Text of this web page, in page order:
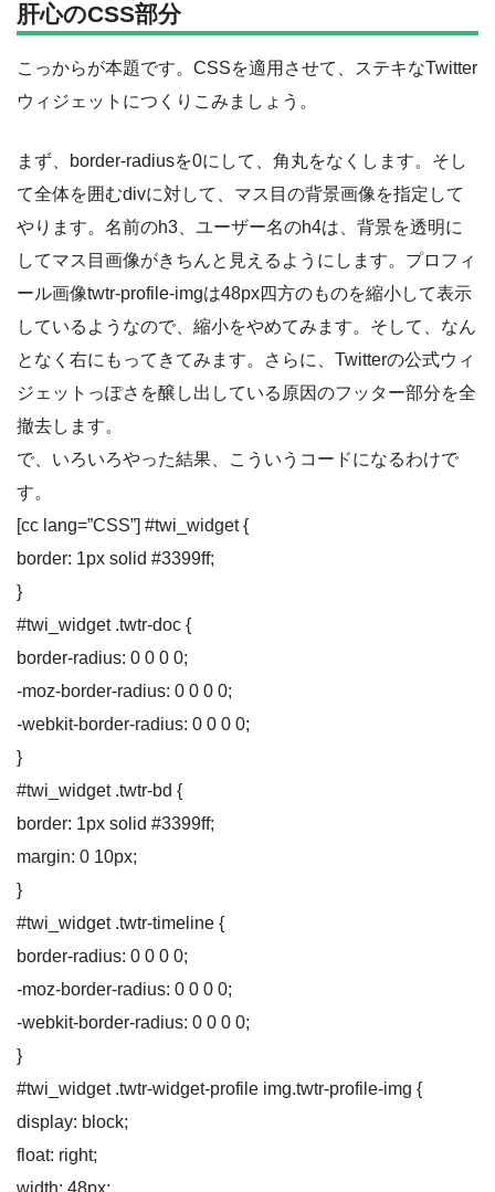
肝心のCSS部分
こっからが本題です。CSSを適用させて、ステキなTwitter
ウィジェットにつくりこみましょう。
まず、border-radiusを0にして、角丸をなくします。そし
て全体を囲むdivに対して、マス目の背景画像を指定して
やります。名前のh3、ユーザー名のh4は、背景を透明に
してマス目画像がきちんと見えるようにします。プロフィ
ール画像twtr-profile-imgは48px四方のものを縮小して表示
しているようなので、縮小をやめてみます。そして、なん
となく右にもってきてみます。さらに、Twitterの公式ウィ
ジェットっぽさを醸し出している原因のフッター部分を全
撤去します。
で、いろいろやった結果、こういうコードになるわけで
す。
[cc lang=”CSS”] #twi_widget {
border: 1px solid #3399ff;
}
#twi_widget .twtr-doc {
border-radius: 0 0 0 0;
-moz-border-radius: 0 0 0 0;
-webkit-border-radius: 0 0 0 0;
}
#twi_widget .twtr-bd {
border: 1px solid #3399ff;
margin: 0 10px;
}
#twi_widget .twtr-timeline {
border-radius: 0 0 0 0;
-moz-border-radius: 0 0 0 0;
-webkit-border-radius: 0 0 0 0;
}
#twi_widget .twtr-widget-profile img.twtr-profile-img {
display: block;
float: right;
width: 48px;